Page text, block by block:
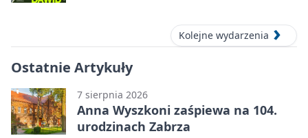
Kolejne wydarzenia
Ostatnie Artykuły
7 sierpnia 2026
Anna Wyszkoni zaśpiewa na 104.
urodzinach Zabrza